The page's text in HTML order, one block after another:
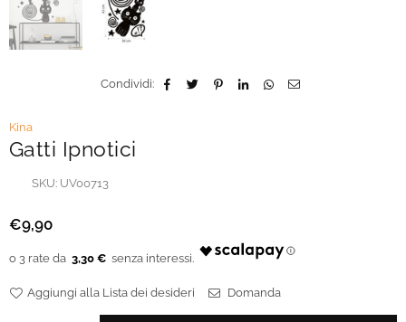
Condividi:
Kina
Gatti Ipnotici
SKU: UV00713
Prezzo
€9,90
3,30 €
Aggiungi alla Lista dei desideri Domanda